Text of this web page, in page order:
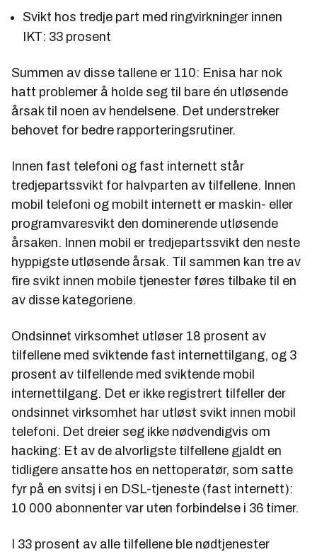
Svikt hos tredje part med ringvirkninger innen
IKT: 33 prosent
Summen av disse tallene er 110: Enisa har nok
hatt problemer å holde seg til bare én utløsende
årsak til noen av hendelsene. Det understreker
behovet for bedre rapporteringsrutiner.
Innen fast telefoni og fast internett står
tredjepartssvikt for halvparten av tilfellene. Innen
mobil telefoni og mobilt internett er maskin- eller
programvaresvikt den dominerende utløsende
årsaken. Innen mobil er tredjepartssvikt den neste
hyppigste utløsende årsak. Til sammen kan tre av
fire svikt innen mobile tjenester føres tilbake til en
av disse kategoriene.
Ondsinnet virksomhet utløser 18 prosent av
tilfellene med sviktende fast internettilgang, og 3
prosent av tilfellende med sviktende mobil
internettilgang. Det er ikke registrert tilfeller der
ondsinnet virksomhet har utløst svikt innen mobil
telefoni. Det dreier seg ikke nødvendigvis om
hacking: Et av de alvorligste tilfellene gjaldt en
tidligere ansatte hos en nettoperatør, som satte
fyr på en svitsj i en DSL-tjeneste (fast internett):
10 000 abonnenter var uten forbindelse i 36 timer.
I 33 prosent av alle tilfellene ble nødtjenester